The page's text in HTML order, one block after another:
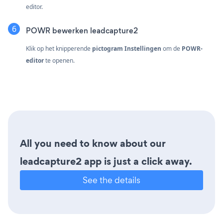
editor.
POWR bewerken leadcapture2
Klik op het knipperende pictogram Instellingen om de POWR-
editorte openen.
All you need to know about our
leadcapture2 app is just a click away.
See the details